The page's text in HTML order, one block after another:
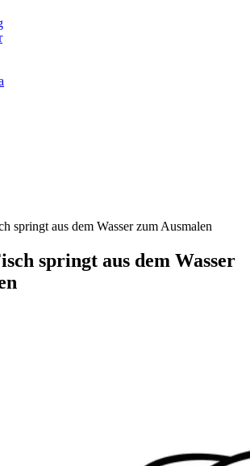
springt aus dem Wasser zum Ausmalen
springt aus dem Wasser